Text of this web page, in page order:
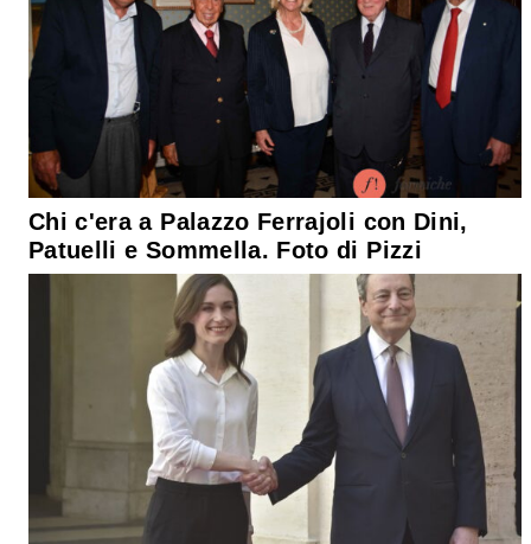
Chi c'era a Palazzo Ferrajoli con Dini,
Patuelli e Sommella. Foto di Pizzi